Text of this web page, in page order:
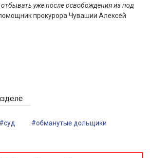
отбывать уже после освобождения из под
прокурора Чувашии Алексей
#суд #обманутые дольщики